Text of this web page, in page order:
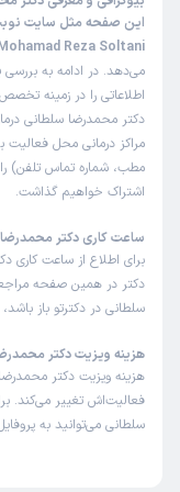
علت مراجعه: جراحی
کاربر دکترتو
این پزشک را پیشنهاد
زمان انتظار: 45-90 دقیقه
اصلا پیشنهاد نمیکنم
کاربر دکترتو
این پزشک را
زمان انتظار:
عالی
Reza Soltani)
می‌دهد. در ادامه به بررسی
اطلاعاتی را در زمینه
دکتر محمدرضا سلطانی
مراکز درمانی محل فعالیت
مطب، شماره تماس تلفن) را
اشتراک خواهیم گذاشت.
ساعت کاری دکتر
برای اطلاع از ساعت کاری
دکتر در همین صفحه
سلطانی در دکترتو باز
هزینه ویزیت دکتر
هزینه ویزیت دکتر
فعالیت‌اش تغییر می‌کند.
سلطانی می‌توانید به